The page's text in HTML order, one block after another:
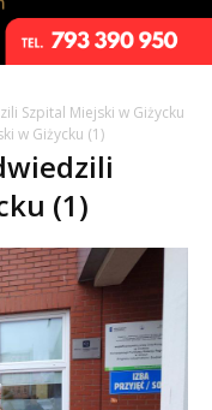
Szpital Miejski w Giżycku
w Giżycku (1)
(1)